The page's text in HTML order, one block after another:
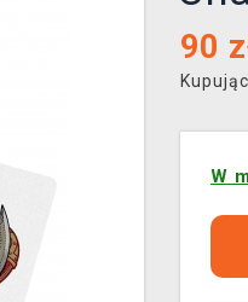
90
W